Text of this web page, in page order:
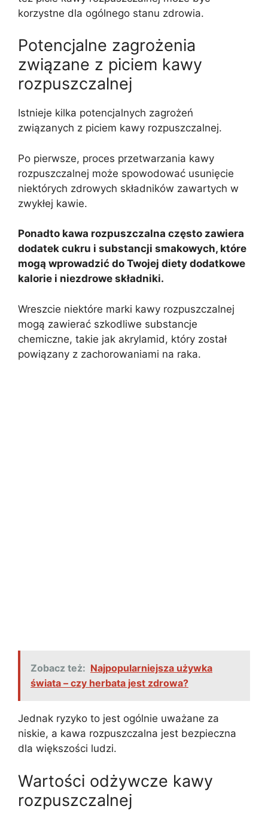
korzystne dla ogólnego stanu zdrowia.
Potencjalne zagrożenia
związane z piciem kawy
rozpuszczalnej
Istnieje kilka potencjalnych zagrożeń
związanych z piciem kawy rozpuszczalnej.
Po pierwsze, proces przetwarzania kawy
rozpuszczalnej może spowodować usunięcie
niektórych zdrowych składników zawartych w
zwykłej kawie.
Ponadto kawa rozpuszczalna często zawiera
dodatek cukru i substancji smakowych, które
mogą wprowadzić do Twojej diety dodatkowe
kalorie i niezdrowe składniki.
Wreszcie niektóre marki kawy rozpuszczalnej
mogą zawierać szkodliwe substancje
chemiczne, takie jak akrylamid, który został
powiązany z zachorowaniami na raka.
Zobacz też: Najpopularniejsza używka
świata – czy herbata jest zdrowa?
Jednak ryzyko to jest ogólnie uważane za
niskie, a kawa rozpuszczalna jest bezpieczna
dla większości ludzi.
Wartości odżywcze kawy
rozpuszczalnej